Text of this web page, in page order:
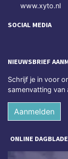
www.xyto.nl
SOCIAL MEDIA
NIEUWSBRIEF
Schrijf je in voor
samenvatting van
Aanmelden
ONLINE